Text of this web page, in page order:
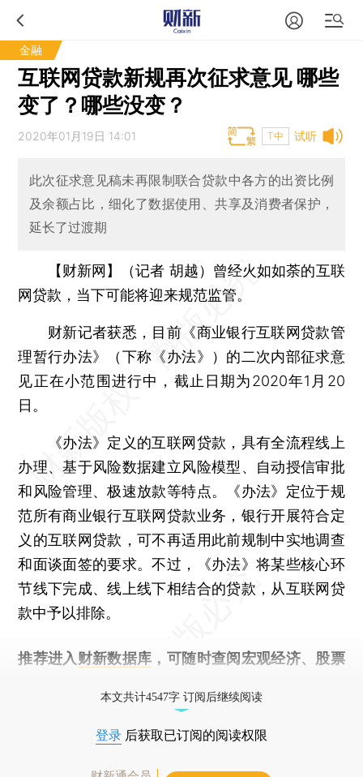
金融
互联网贷款新规再次征求意见 哪些
变了？哪些没变？
试听
2020年01月19日 14:01 T中
此次征求意见稿未再限制联合贷款中各方的出资比例
及余额占比，细化了数据使用、共享及消费者保护，
延长了过渡期
【财新网】（记者 胡越） 曾经火如如荼的互联
网贷款，当下可能将迎来规范监管。
财新记者获悉，目前《商业银行互联网贷款管
理暂行办法》（下称《办法》）的二次内部征求意
见正在小范围进行中，截止日期为2020年1月20
日。
《办法》定义的互联网贷款，具有全流程线上
办理、基于风险数据建立风险模型、自动授信审批
和风险管理、极速放款等特点。《办法》定位于规
范所有商业银行互联网贷款业务，银行开展符合定
义的互联网贷款，可不再适用此前规制中实地调查
和面谈面签的要求。不过，《办法》将某些核心环
节线下完成、线上线下相结合的贷款，从互联网贷
款中予以排除。
推荐进入 财新数据库 ，可随时查阅宏观经济、股票
本文共计4547字 订阅后继续阅读
登录 后获取已订阅的阅读权限